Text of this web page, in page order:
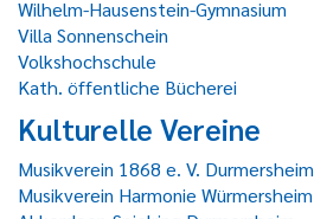
Wilhelm-Hausenstein-Gymnasium
Villa Sonnenschein
Volkshochschule
Kath. öffentliche Bücherei
Kulturelle Vereine
Musikverein 1868 e. V. Durmersheim
Musikverein Harmonie Würmersheim